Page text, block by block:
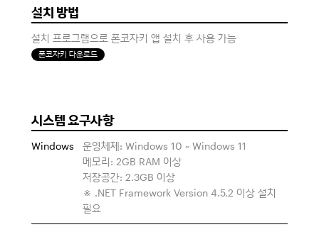
설치 방법
설치 프로그램으로 폰코자키 앱 설치 후 사용 가능
폰코자키 다운로드
시스템 요구사항
Windows
운영체제: Windows 10 ~ Windows 11
메모리: 2GB RAM 이상
저장공간: 2.3GB 이상
※ .NET Framework Version 4.5.2 이상 설치
필요